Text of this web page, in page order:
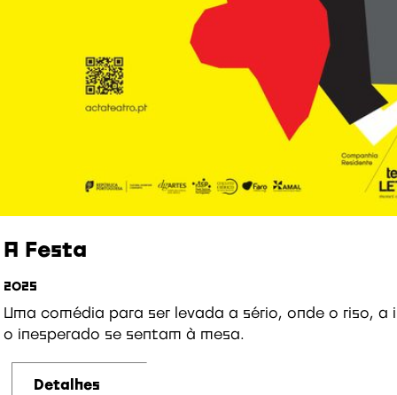
A Festa
2025
Uma comédia para ser levada a sério, onde o riso, a
o inesperado se sentam à mesa.
Detalhes